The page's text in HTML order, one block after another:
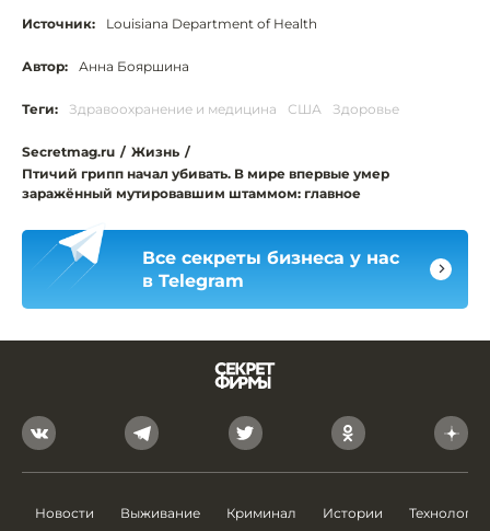
Источник: Louisiana Department of Health
Автор: Анна Бояршина
Теги: Здравоохранение и медицина США Здоровье
Secretmag.ru / Жизнь /
Птичий грипп начал убивать. В мире впервые умер
заражённый мутировавшим штаммом: главное
Все секреты бизнеса у нас
в Telegram
Новости Выживание Криминал Истории Технологии